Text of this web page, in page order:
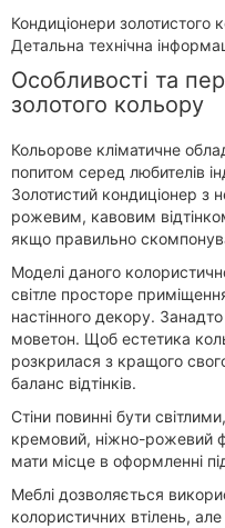
Кондиціонери
Детальна технічна
Особливості та
золотого кольору
Кольорове кліматичне
попитом серед любителів
Золотистий кондиціонер з
рожевим, кавовим
якщо правильно
Моделі даного
світле просторе
настінного декору.
моветон. Щоб естетика
розкрилася з кращого
баланс відтінків.
Стіни повинні бути
кремовий, ніжно-рожевий
мати місце в оформленні
Меблі дозволяється
колористичних втілень,